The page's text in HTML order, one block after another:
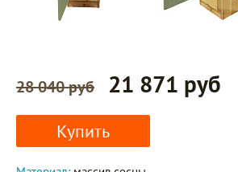
28 040 руб 21 871 руб
Купить